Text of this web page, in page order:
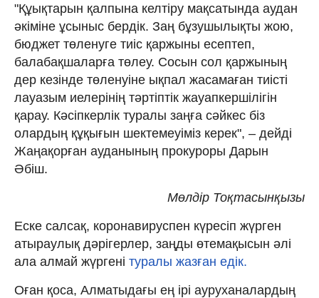
"Құықтарын қалпына келтіру мақсатында аудан
әкіміне ұсыныс бердік. Заң бұзушылықты жою,
бюджет төленуге тиіс қаржыны есептеп,
балабақшаларға төлеу. Сосын сол қаржының
дер кезінде төленуіне ықпал жасамаған тиісті
лауазым иелерінің тәртіптік жауапкершілігін
қарау. Кәсіпкерлік туралы заңға сәйкес біз
олардың құқығын шектемеуіміз керек", – дейді
Жаңақорған ауданының прокуроры Дарын
Әбіш.
Мөлдір Тоқтасынқызы
Еске салсақ, коронавируспен күресіп жүрген
атыраулық дәрігерлер, заңды өтемақысын әлі
ала алмай жүргені туралы жазған едік.
Оған қоса, Алматыдағы ең ірі ауруханалардың